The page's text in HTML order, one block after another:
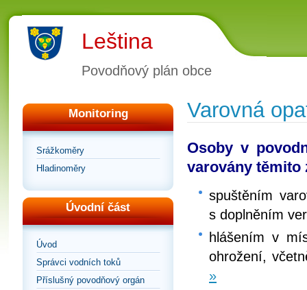
Leština
Povodňový plán obce
Monitoring
Srážkoměry
Hladinoměry
Úvodní část
Úvod
Správci vodních toků
Příslušný povodňový orgán
Varovná
Osoby v
varovány těmito
spuštěním
s doplněním
hlášením v
ohrožení,
»